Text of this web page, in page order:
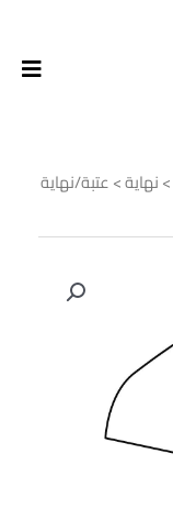
>نهاية> عتبة/نهاية